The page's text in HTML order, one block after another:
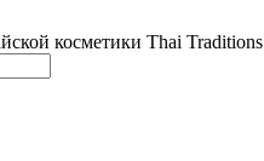
косметики Thai Traditions